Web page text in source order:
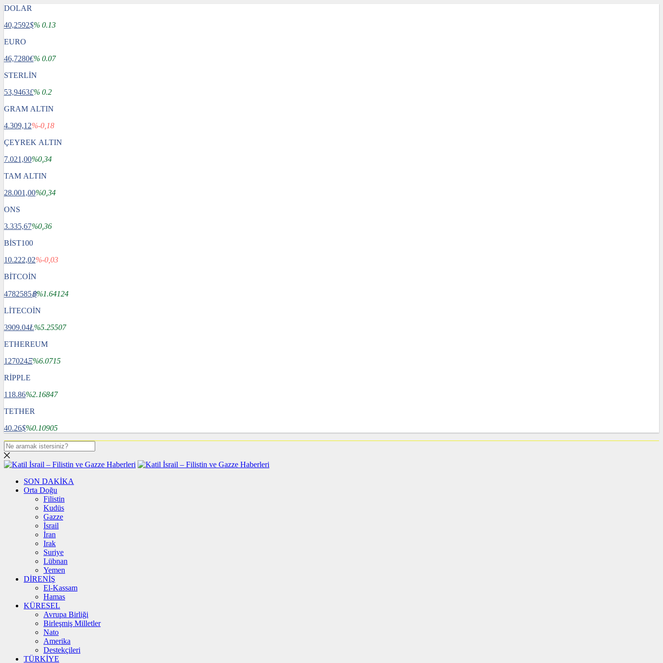
DOLAR
40,2592$% 0.13
EURO
46,7280€% 0.07
STERLİN
53,9463£% 0.2
GRAM ALTIN
4.309,12%-0,18
ÇEYREK ALTIN
7.021,00%0,34
TAM ALTIN
28.001,00%0,34
ONS
3.335,67%0,36
BİST100
10.222,02%-0,03
BİTCOİN
4782585฿%1.64124
LİTECOİN
3909.04Ł%5.25507
ETHEREUM
127024Ξ%6.0715
RİPPLE
118.86%2.16847
TETHER
40.26$%0.10905
SON DAKİKA
Orta Doğu
Filistin
Kudüs
Gazze
İsrail
İran
Irak
Suriye
Lübnan
Yemen
DİRENİŞ
El-Kassam
Hamas
KÜRESEL
Avrupa Birliği
Birleşmiş Milletler
Nato
Amerika
Destekçileri
TÜRKİYE